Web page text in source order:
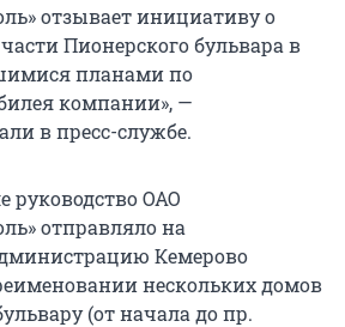
отзывает инициативу о
Пионерского бульвара в
планами по
компании», —
в пресс-службе.
ОАО
отправляло на
Кемерово
нескольких домов
(от начала до пр.